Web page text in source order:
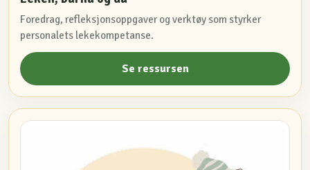
Foredrag, refleksjonsoppgaver og verktøy som styrker
personalets lekekompetanse.
Se ressursen